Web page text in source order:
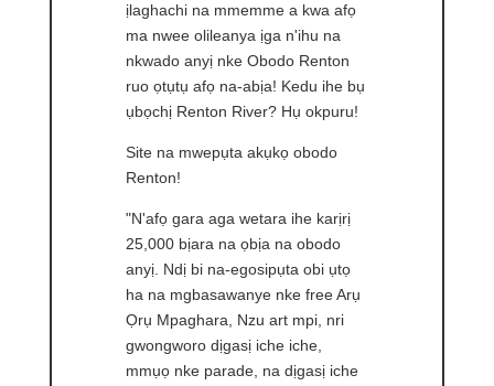
ịlaghachi na mmemme a kwa afọ
ma nwee olileanya ịga n'ihu na
nkwado anyị nke Obodo Renton
ruo ọtụtụ afọ na-abịa! Kedu ihe bụ
ụbọchị Renton River? Hụ okpuru!
Site na mwepụta akụkọ obodo
Renton!
"N'afọ gara aga wetara ihe karịrị
25,000 bịara na ọbịa na obodo
anyị. Ndị bi na-egosipụta obi ụtọ
ha na mgbasawanye nke free Arụ
Ọrụ Mpaghara, Nzu art mpi, nri
gwongworo dịgasị iche iche,
mmụọ nke parade, na dịgasị iche